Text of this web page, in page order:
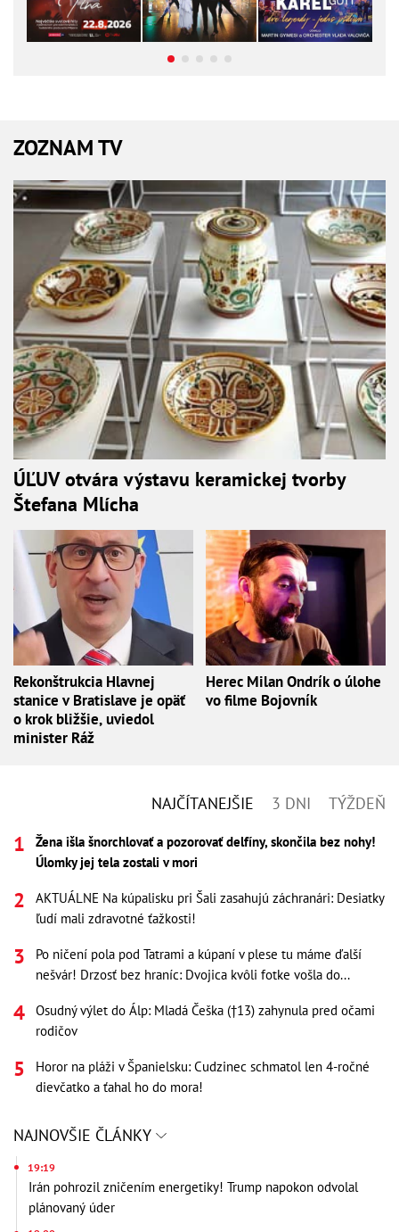
ZOZNAM TV
ÚĽUV otvára výstavu keramickej tvorby
Štefana Mlícha
Rekonštrukcia Hlavnej
stanice v Bratislave je opäť
o krok bližšie, uviedol
minister Ráž
Herec Milan Ondrík o úlohe
vo filme Bojovník
NAJČÍTANEJŠIE 3 DNI TÝŽDEŇ
Žena išla šnorchlovať a pozorovať delfíny, skončila bez nohy!
Úlomky jej tela zostali v mori
AKTUÁLNE Na kúpalisku pri Šali zasahujú záchranári: Desiatky
ľudí mali zdravotné ťažkosti!
Po ničení pola pod Tatrami a kúpaní v plese tu máme ďalší
nešvár! Drzosť bez hraníc: Dvojica kvôli fotke vošla do...
Osudný výlet do Álp: Mladá Češka (†13) zahynula pred očami
rodičov
Horor na pláži v Španielsku: Cudzinec schmatol len 4-ročné
dievčatko a ťahal ho do mora!
NAJNOVŠIE ČLÁNKY
19:19
Irán pohrozil zničením energetiky! Trump napokon odvolal
plánovaný úder